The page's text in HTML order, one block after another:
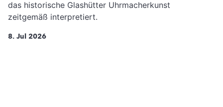
das historische Glashütter Uhrmacherkunst
zeitgemäß interpretiert.
8. Jul 2026